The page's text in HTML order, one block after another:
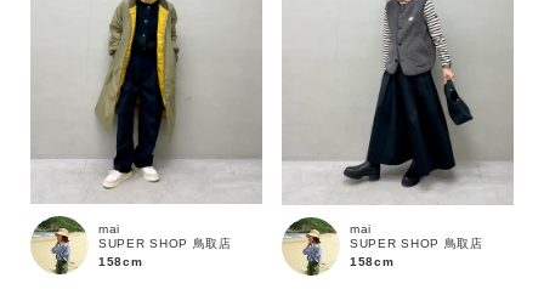
キーワード
MENS KIDS
カテゴリ
mai
SUPER SHOP 鳥取店
158cm
mai
SUPER SHOP 鳥取店
158cm